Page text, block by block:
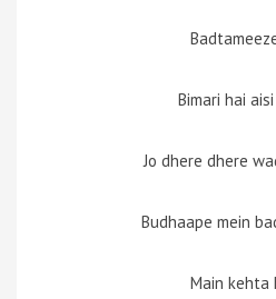
Bimari hai
Jo dhere dhere
Budhaape mein
Main kehta